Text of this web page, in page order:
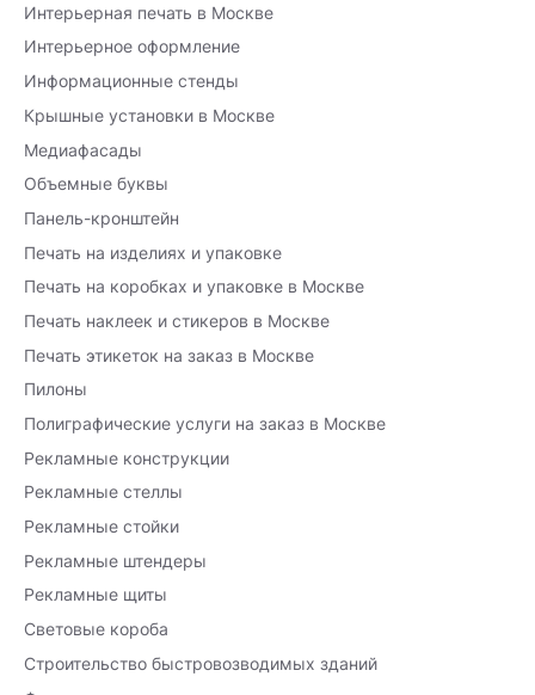
Интерьерная печать в Москве
Интерьерное оформление
Информационные стенды
Крышные установки в Москве
Медиафасады
Объемные буквы
Панель-кронштейн
Печать на изделиях и упаковке
Печать на коробках и упаковке в Москве
Печать наклеек и стикеров в Москве
Печать этикеток на заказ в Москве
Пилоны
Полиграфические услуги на заказ в Москве
Рекламные конструкции
Рекламные стеллы
Рекламные стойки
Рекламные штендеры
Рекламные щиты
Световые короба
Строительство быстровозводимых зданий